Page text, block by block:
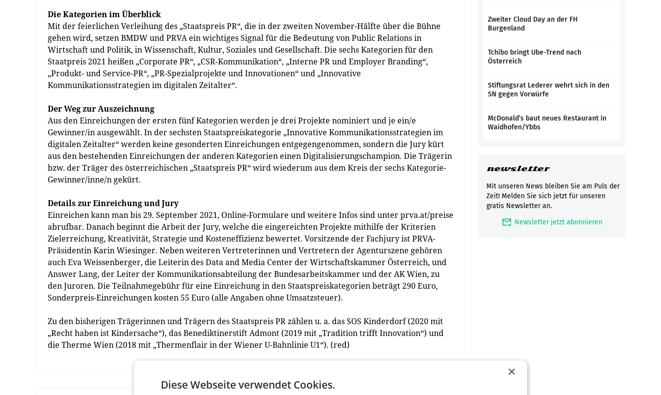
Die Kategorien im Überblick
Mit der feierlichen Verleihung des „Staatspreis PR“, die in der zweiten November-Hälfte über die Bühne
gehen wird, setzen BMDW und PRVA ein wichtiges Signal für die Bedeutung von Public Relations in
Wirtschaft und Politik, in Wissenschaft, Kultur, Soziales und Gesellschaft. Die sechs Kategorien für den
Staatpreis 2021 heißen „Corporate PR“, „CSR-Kommunikation“, „Interne PR und Employer Branding“,
„Produkt- und Service-PR“, „PR-Spezialprojekte und Innovationen“ und „Innovative
Kommunikationsstrategien im digitalen Zeitalter“.
Der Weg zur Auszeichnung
Aus den Einreichungen der ersten fünf Kategorien werden je drei Projekte nominiert und je ein/e
Gewinner/in ausgewählt. In der sechsten Staatspreiskategorie „Innovative Kommunikationsstrategien im
digitalen Zeitalter“ werden keine gesonderten Einreichungen entgegengenommen, sondern die Jury kürt
aus den bestehenden Einreichungen der anderen Kategorien einen Digitalisierungschampion. Die Trägerin
bzw. der Träger des österreichischen „Staatspreis PR“ wird wiederum aus dem Kreis der sechs Kategorie-
Gewinner/inne/n gekürt.
Details zur Einreichung und Jury
Einreichen kann man bis 29. September 2021, Online-Formulare und weitere Infos sind unter prva.at/preise
abrufbar. Danach beginnt die Arbeit der Jury, welche die eingereichten Projekte mithilfe der Kriterien
Zielerreichung, Kreativität, Strategie und Kosteneffizienz bewertet. Vorsitzende der Fachjury ist PRVA-
Präsidentin Karin Wiesinger. Neben weiteren Vertreterinnen und Vertretern der Agenturszene gehören
auch Eva Weissenberger, die Leiterin des Data and Media Center der Wirtschaftskammer Österreich, und
Answer Lang, der Leiter der Kommunikationsabteilung der Bundesarbeitskammer und der AK Wien, zu
den Juroren. Die Teilnahmegebühr für eine Einreichung in den Staatspreiskategorien beträgt 290 Euro,
Sonderpreis-Einreichungen kosten 55 Euro (alle Angaben ohne Umsatzsteuer).
Zu den bisherigen Trägerinnen und Trägern des Staatspreis PR zählen u. a. das SOS Kinderdorf (2020 mit
„Recht haben ist Kindersache“), das Benediktinerstift Admont (2019 mit „Tradition trifft Innovation“) und
die Therme Wien (2018 mit „Thermenflair in der Wiener U-Bahnlinie U1“). (red)
Zweiter Cloud Day an der FH
Burgenland
Tchibo bringt Ube-Trend nach
Österreich
Stiftungsrat Lederer wehrt sich in den
SN gegen Vorwürfe
McDonald’s baut neues Restaurant in
Waidhofen/Ybbs
newsletter
Mit unseren News bleiben Sie am Puls der
Zeit! Melden Sie sich jetzt für unseren
gratis Newsletter an.
mark_email_read Newsletter jetzt abonnieren
×
Diese Webseite verwendet Cookies.